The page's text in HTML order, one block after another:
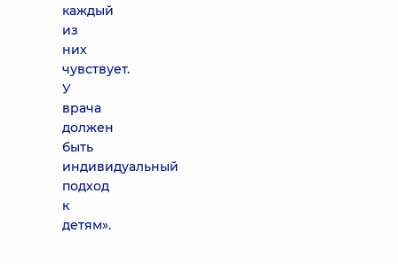
каждый
из
них
чувствует.
У
врача
должен
быть
индивидуальный
подход
к
детям».